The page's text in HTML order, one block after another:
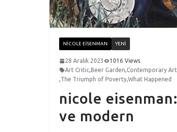
NICOLE EISENMAN YENI
28 Aralık 2023
1016 Views
Art Critic, Beer Garden,Contemporary Art
,The Triumph of Poverty,What Happened
nicole
ve modern